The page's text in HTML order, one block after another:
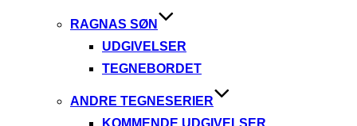
RAGNAS SØN
UDGIVELSER
TEGNEBORDET
ANDRE TEGNESERIER